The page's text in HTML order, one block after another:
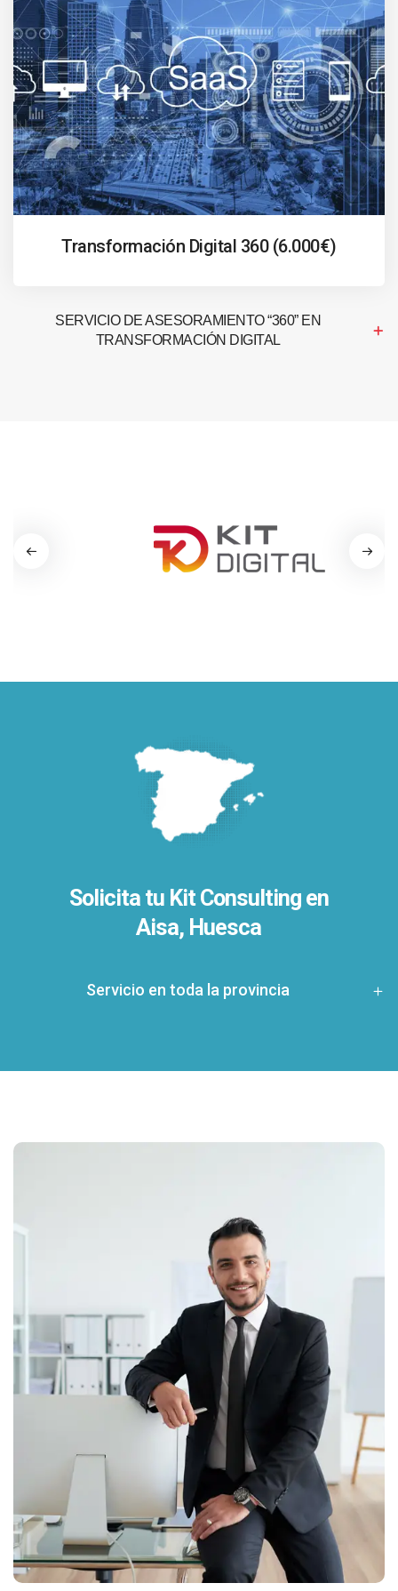
Transformación Digital 360 (6.000€)
SERVICIO DE ASESORAMIENTO “360” EN
TRANSFORMACIÓN DIGITAL
Solicita tu Kit Consulting en
Aisa, Huesca
Servicio en toda la provincia